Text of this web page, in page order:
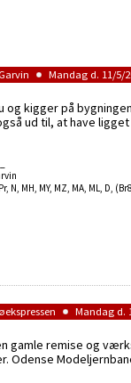
Mandag d. 11/5/
og kigger på
ud til, at have
N, MH, MY, MZ, MA, ML, D,
Mandag d.
gamle remise og
Odense